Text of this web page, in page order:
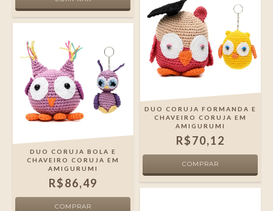
DUO CORUJA BOLA E
CHAVEIRO CORUJA EM
AMIGURUMI
R$86,49
DUO CORUJA FORMANDA E
CHAVEIRO CORUJA EM
AMIGURUMI
R$70,12